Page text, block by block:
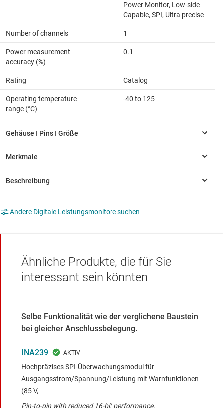
Power Monitor, Low-side
Capable, SPI, Ultra precise
Number of channels 1
Power measurement
accuracy (%)
0.1
Rating Catalog
Operating temperature
range (°C)
-40 to 125
Andere Digitale Leistungsmonitore suchen
Ähnliche Produkte, die für Sie
interessant sein könnten
Selbe Funktionalität wie der verglichene Baustein
bei gleicher Anschlussbelegung.
INA239
Hochpräzises SPI-Überwachungsmodul für
Ausgangsstrom/Spannung/Leistung mit Warnfunktionen
(85 V,
Pin-to-pin with reduced 16-bit performance.